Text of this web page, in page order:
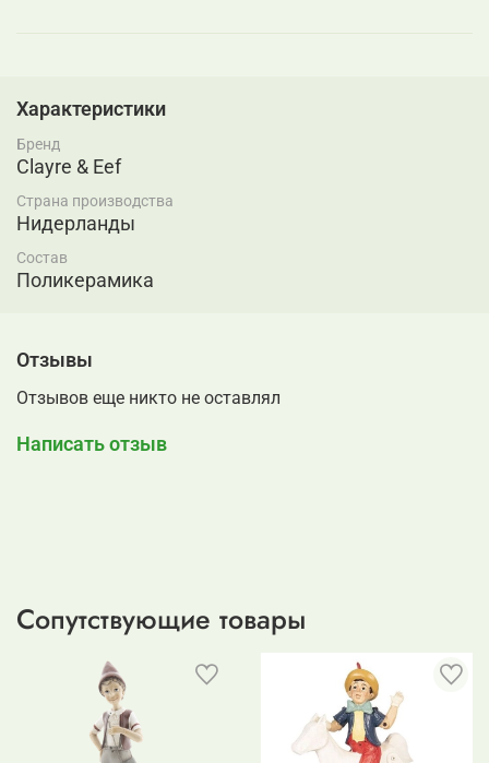
Характеристики
Бренд
Clayre & Eef
Страна производства
Нидерланды
Состав
Поликерамика
Отзывы
Отзывов еще никто не оставлял
Написать отзыв
Сопутствующие товары